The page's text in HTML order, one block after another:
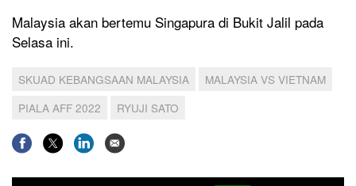
Malaysia akan bertemu Singapura di Bukit Jalil pada
Selasa ini.
SKUAD KEBANGSAAN MALAYSIA
MALAYSIA VS VIETNAM
PIALA AFF 2022
RYUJI SATO